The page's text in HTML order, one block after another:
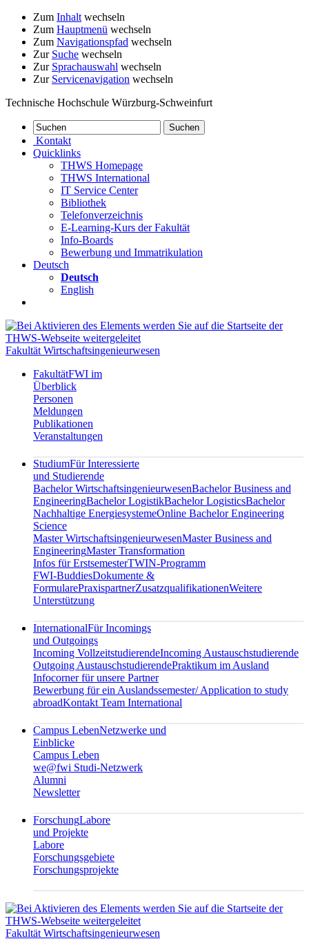
Zum Inhalt wechseln
Zum Hauptmenü wechseln
Zum Navigationspfad wechseln
Zur Suche wechseln
Zur Sprachauswahl wechseln
Zur Servicenavigation wechseln
Technische Hochschule Würzburg-Schweinfurt
Kontakt
Quicklinks
THWS Homepage
THWS International
IT Service Center
Bibliothek
Telefonverzeichnis
E-Learning-Kurs der Fakultät
Info-Boards
Bewerbung und Immatrikulation
Deutsch
Deutsch
English
Fakultät Wirtschaftsingenieurwesen
FakultätFWI im
Überblick
Personen
Meldungen
Publikationen
Veranstaltungen
StudiumFür Interessierte
und Studierende
Bachelor WirtschaftsingenieurwesenBachelor Business and
EngineeringBachelor LogistikBachelor LogisticsBachelor
Nachhaltige EnergiesystemeOnline Bachelor Engineering
Science
Master WirtschaftsingenieurwesenMaster Business and
EngineeringMaster Transformation
Infos für ErstsemesterTWIN-Programm
FWI-BuddiesDokumente &
FormularePraxispartnerZusatzqualifikationenWeitere
Unterstützung
InternationalFür Incomings
und Outgoings
Incoming VollzeitstudierendeIncoming Austauschstudierende
Outgoing AustauschstudierendePraktikum im Ausland
Infocorner für unsere Partner
Bewerbung für ein Auslandssemester/ Application to study
abroadKontakt Team International
Campus LebenNetzwerke und
Einblicke
Campus Leben
we@fwi Studi-Netzwerk
Alumni
Newsletter
ForschungLabore
und Projekte
Labore
Forschungsgebiete
Forschungsprojekte
Fakultät Wirtschaftsingenieurwesen